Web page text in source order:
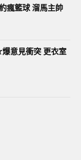
瘋籃球 溜馬主帥
意見衝突 更衣室